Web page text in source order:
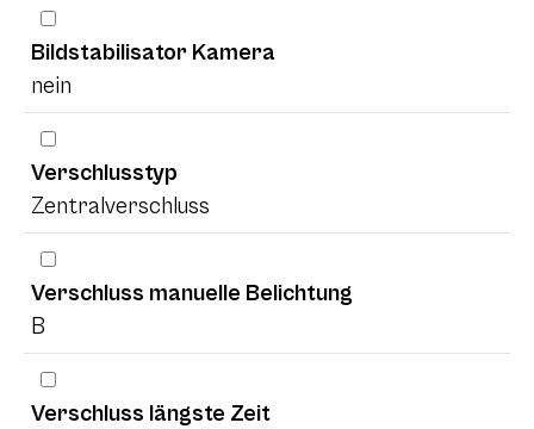
Bildstabilisator Kamera
nein
Verschlusstyp
Zentralverschluss
Verschluss manuelle Belichtung
B
Verschluss längste Zeit